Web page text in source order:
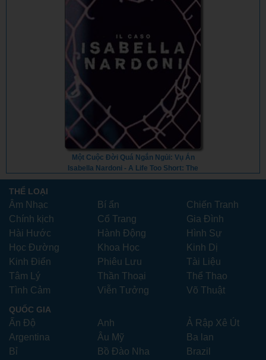
Một Cuộc Đời Quá Ngắn Ngủi: Vụ Án
Isabella Nardoni - A Life Too Short: The
Isabella Nardoni Case (2023) - Vietsub
THỂ LOẠI
Âm Nhạc Bí ẩn
Chiến Tranh
Chính kịch
Cổ Trang
Gia Đình
Hài Hước
Hành Động
Hình Sự
Học Đường
Khoa Học
Kinh Dị
Kinh Điển
Phiêu Lưu
Tài Liệu
Tâm Lý
Thần Thoại
Thể Thao
Tình Cảm
Viễn Tưởng Võ Thuật
QUỐC GIA
Ấn Độ Anh
Ả Rập Xê Út
Argentina
Âu Mỹ
Ba lan
Bỉ
Bồ Đào Nha
Brazil